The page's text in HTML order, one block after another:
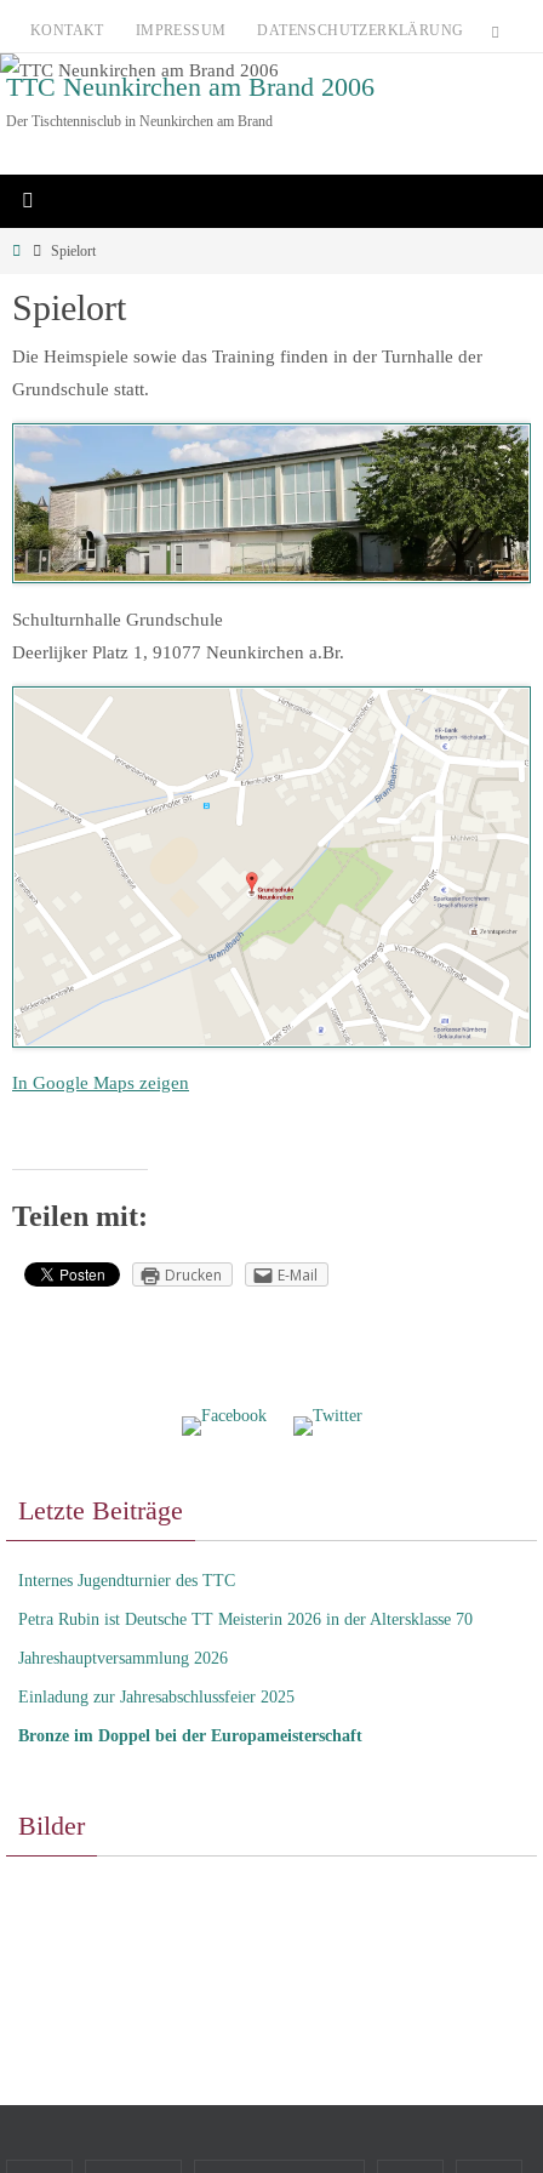
Zum
Inhalt
springen
KONTAKT IMPRESSUM DATENSCHUTZERKLÄRUNG
TTC Neunkirchen am Brand 2006
Der Tischtennisclub in Neunkirchen am Brand
HomeSpielort
Spielort
Die Heimspiele sowie das Training finden in der Turnhalle der
Grundschule statt.
Schulturnhalle Grundschule
Deerlijker Platz 1, 91077 Neunkirchen a.Br.
In Google Maps zeigen
Teilen mit:
Drucken E-Mail
Letzte Beiträge
Internes Jugendturnier des TTC
Petra Rubin ist Deutsche TT Meisterin 2026 in der Altersklasse 70
Jahreshauptversammlung 2026
Einladung zur Jahresabschlussfeier 2025
Bronze im Doppel bei der Europameisterschaft
Bilder